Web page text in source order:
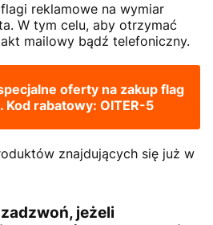
reklamowe na wymiar
W tym celu, aby otrzymać
mailowy bądź telefoniczny.
oferty na zakup flag
Kod rabatowy: OITER-5
znajdujących się już w
jeżeli